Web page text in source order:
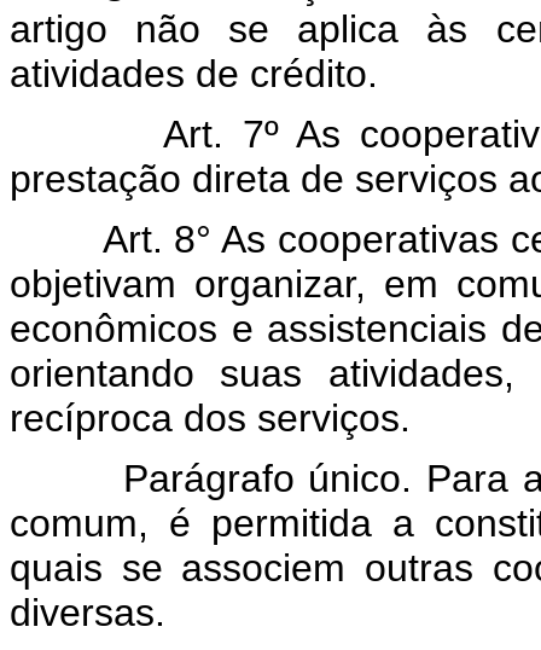
artigo não se aplica às
atividades de crédito.
Art. 7º As
prestação direta de serviços
Art. 8° As cooperativas
objetivam organizar, em
econômicos e assistenciais
orientando suas
recíproca dos serviços.
Parágrafo único. Para
comum, é permitida a
quais se associem outras
diversas.